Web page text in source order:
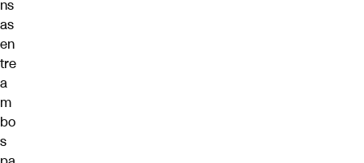
ns
as
en
tre
a
m
bo
s